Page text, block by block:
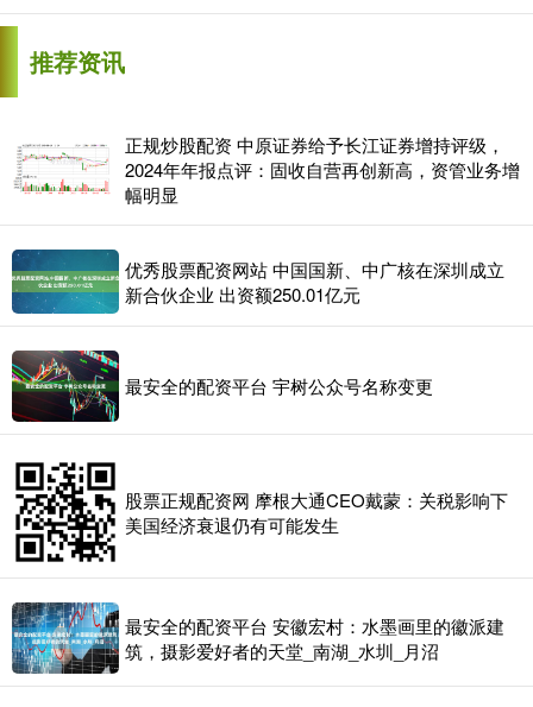
推荐资讯
正规炒股配资 中原证券给予长江证券增持评级，
2024年年报点评：固收自营再创新高，资管业务增
幅明显
优秀股票配资网站 中国国新、中广核在深圳成立
新合伙企业 出资额250.01亿元
最安全的配资平台 宇树公众号名称变更
股票正规配资网 摩根大通CEO戴蒙：关税影响下
美国经济衰退仍有可能发生
最安全的配资平台 安徽宏村：水墨画里的徽派建
筑，摄影爱好者的天堂_南湖_水圳_月沼